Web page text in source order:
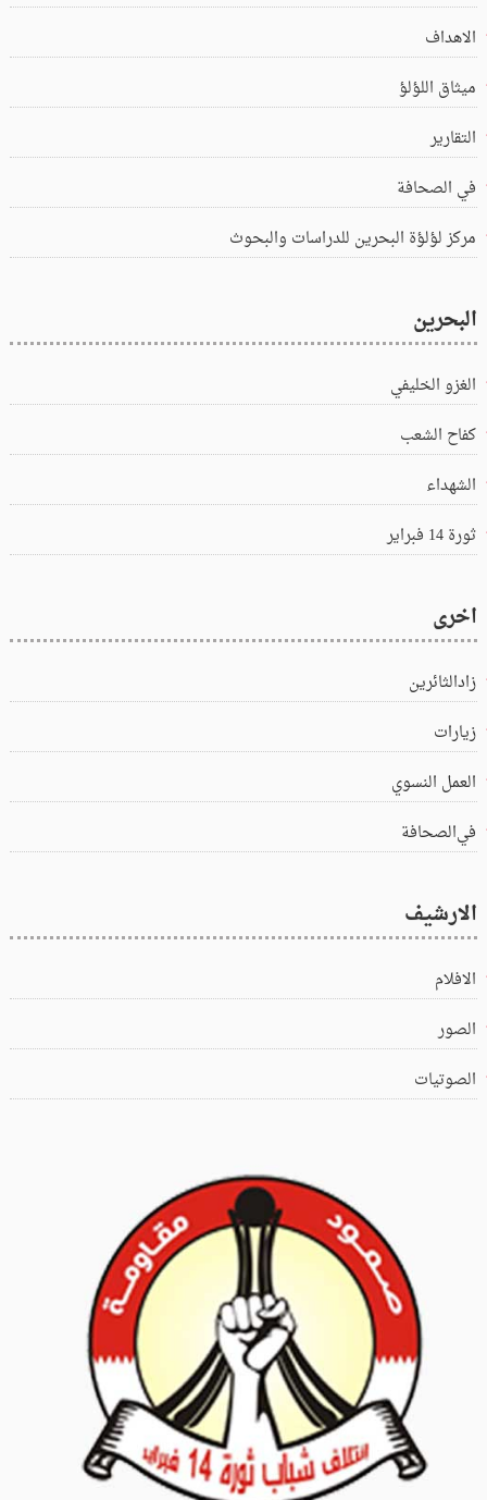
الاهداف
ميثاق اللؤلؤ
التقارير
في الصحافة
مركز لؤلؤة البحرين للدراسات والبحوث
البحرين
الغزو الخليفي
كفاح الشعب
الشهداء
ثورة 14 فبراير
اخرى
زادالثائرين
زيارات
العمل النسوي
في‌الصحافة
الارشيف
الافلام
الصور
الصوتيات